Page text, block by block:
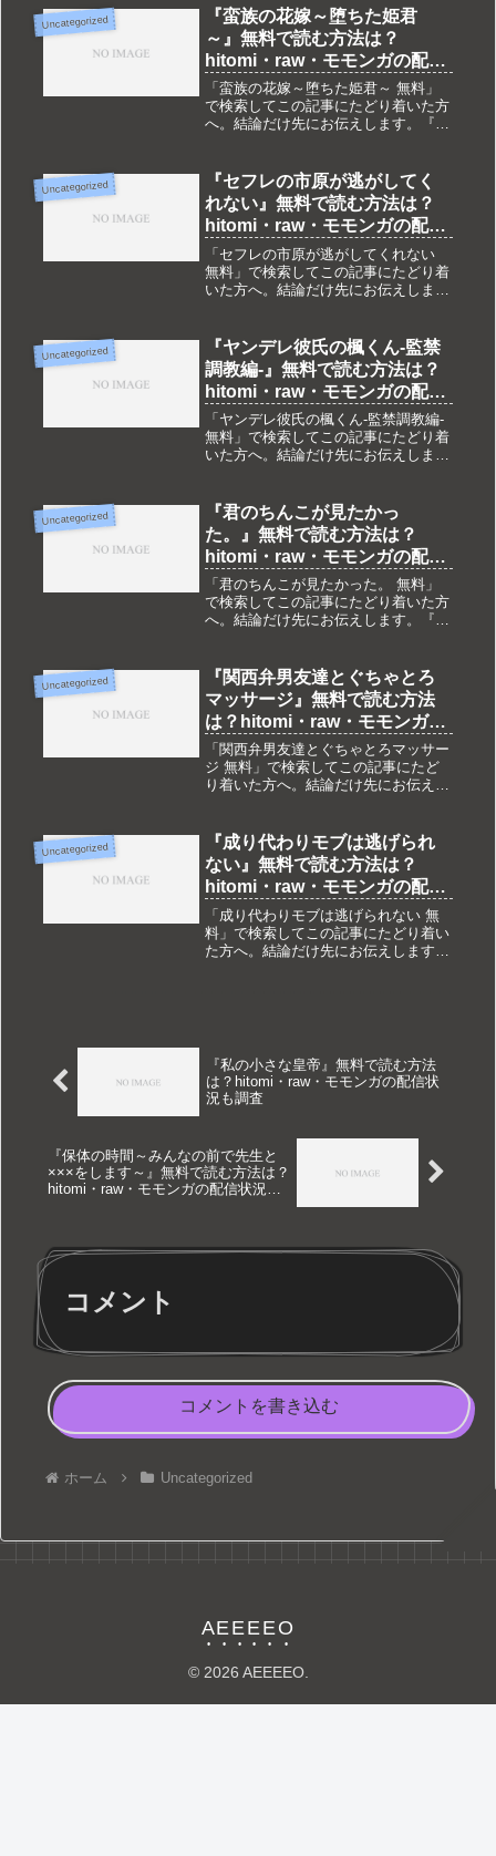
Uncategorized
『蛮族の花嫁～堕ちた姫君
～』無料で読む方法は？
hitomi・raw・モモンガの配信
状況も調査
「蛮族の花嫁～堕ちた姫君～ 無料」
で検索してこの記事にたどり着いた方
へ。結論だけ先にお伝えします。『蛮
モンガ・pdf・zipなどでは配信されて
おらず、完全無料で...
Uncategorized
『セフレの市原が逃がしてく
れない』無料で読む方法は？
hitomi・raw・モモンガの配信
状況も調査
「セフレの市原が逃がしてくれない
無料」で検索してこの記事にたどり着
いた方へ。結論だけ先にお伝えしま
hitomi・raw・モモンガ・pdf・zipなど
では配信されておらず...
Uncategorized
『ヤンデレ彼氏の楓くん-監禁
調教編-』無料で読む方法は？
hitomi・raw・モモンガの配信
状況も調査
「ヤンデレ彼氏の楓くん-監禁調教編-
無料」で検索してこの記事にたどり着
いた方へ。結論だけ先にお伝えしま
hitomi・raw・モモンガ・pdf・zipなど
では配信され...
Uncategorized
『君のちんこが見たかっ
た。』無料で読む方法は？
hitomi・raw・モモンガの配信
状況も調査
「君のちんこが見たかった。 無料」
で検索してこの記事にたどり着いた方
へ。結論だけ先にお伝えします。『君
モンガ・pdf・zipなどでは配信されて
おらず、完全無料で...
Uncategorized
『関西弁男友達とぐちゃとろ
マッサージ』無料で読む方法
は？hitomi・raw・モモンガの
配信状況も調査
「関西弁男友達とぐちゃとろマッサー
ジ 無料」で検索してこの記事にたど
り着いた方へ。結論だけ先にお伝えし
す。hitomi・raw・モモンガ・pdf・zip
などでは配信され...
Uncategorized
『成り代わりモブは逃げられ
ない』無料で読む方法は？
hitomi・raw・モモンガの配信
状況も調査
「成り代わりモブは逃げられない 無
料」で検索してこの記事にたどり着い
た方へ。結論だけ先にお伝えします。
『私の小さな皇帝』無料で読む方法
は？hitomi・raw・モモンガの配信状
況も調査
『保体の時間～みんなの前で先生と
×××をします～』無料で読む方法は？
hitomi・raw・モモンガの配信状況も
コメント
コメントを書き込む
ホーム Uncategorized
AEEEEO
© 2026 AEEEEO.